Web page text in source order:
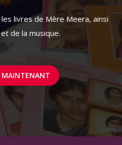
livres de Mère Meera, ainsi
de la musique.
MAINTENANT